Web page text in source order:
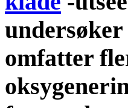
omfatter